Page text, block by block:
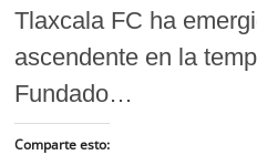
Tlaxcala FC ha
ascendente en la
Fundado…
Comparte esto: